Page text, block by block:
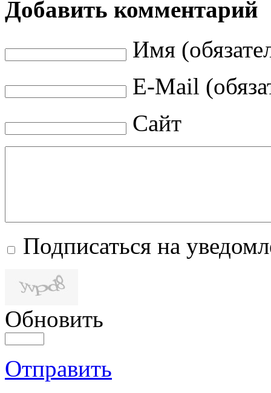
Добавить комментарий
Имя
E-Mail
Сайт
Подписаться на
Обновить
Отправить